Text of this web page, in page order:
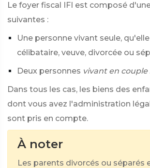
Le foyer fiscal IFI est composé
suivantes :
Une personne vivant seule,
célibataire, veuve, divorcée ou
Deux personnes vivant en couple
Dans tous les cas, les biens des
dont vous avez l'administration
sont pris en compte.
À noter
Les parents divorcés ou séparés